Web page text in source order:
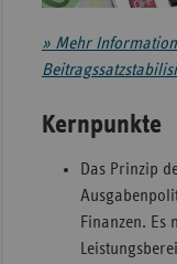
» Mehr
Kernpunkte
Das Prinzip
Finanzen. Es